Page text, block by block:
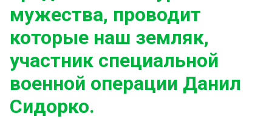
мужества, проводит
которые наш земляк,
участник специальной
военной операции Данил
Сидорко.